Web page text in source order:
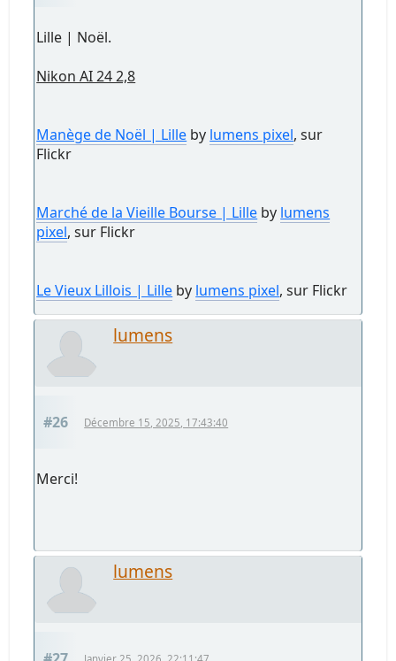
Lille | Noël.
Nikon AI 24 2,8
Manège de Noël | Lille by lumens pixel, sur
Flickr
Marché de la Vieille Bourse | Lille by lumens
pixel, sur Flickr
Le Vieux Lillois | Lille by lumens pixel, sur Flickr
lumens
#26 Décembre 15, 2025, 17:43:40
Merci!
lumens
Janvier 25, 2026, 22:11:47